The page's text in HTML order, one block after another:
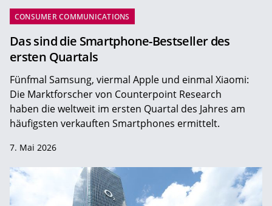
CONSUMER COMMUNICATIONS
Das sind die Smartphone-Bestseller des
ersten Quartals
Fünfmal Samsung, viermal Apple und einmal Xiaomi:
Die Marktforscher von Counterpoint Research
haben die weltweit im ersten Quartal des Jahres am
häufigsten verkauften Smartphones ermittelt.
7. Mai 2026